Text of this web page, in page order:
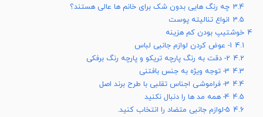
3.4 چه رنگ هایی بدون شک برای خانم ها عالی هستند؟
3.5 انواع تنالیته پوست
4 خوشتیپ بودن کم هزینه
4.1 1- عوض کردن لوازم جانبی لباس
4.2 2- دقت به رنگ پارچه تریکو و پارچه رنگ برفکی
4.3 3- توجه ویژه به جنس بافتنی
4.4 3- فراموشی اجناس تقلبی با طرح برند اصل
4.5 4- همه مد ها را دنبال نکنید
4.6 5-لوازم جانبی متضاد را انتخاب کنید.